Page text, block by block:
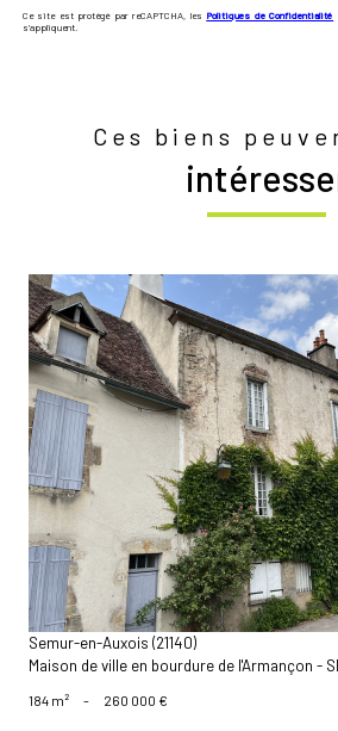
Ce site est protégé par reCAPTCHA, les Politiques de Confidentialité
s'appliquent.
Ces biens
voir le bien
Semur-en-Auxois (21140)
Maison de ville en bourdure de l'Armançon -
184 m² - 260 000 €